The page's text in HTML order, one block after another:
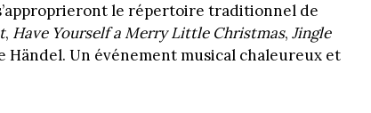
le répertoire traditionnel de
, Have Yourself a Merry Little Christmas, Jingle
Händel. Un événement musical chaleureux et